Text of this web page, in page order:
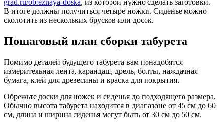
grad.ru/obreznaya-doska, из которой нужно сделать заготовки.
В итоге должны получиться четыре ножки. Сиденье можно
сколотить из нескольких брусков или досок.
Пошаговый план сборки табурета
Помимо деталей будущего табурета вам понадобятся
измерительная лента, карандаш, дрель, болты, наждачная
бумага, клей для древесины и краска для покрытия.
Обрежьте доски для ножек и сиденья до подходящего размера.
Обычно высота табурета находится в диапазоне от 45 см до 60
см, длина и ширина сиденья могут быть от 30 см до 50 см.